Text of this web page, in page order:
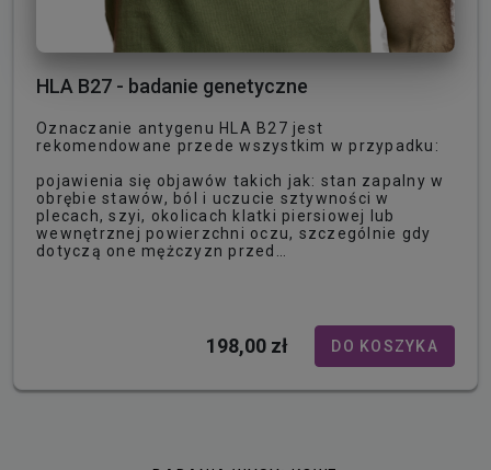
HLA B27 - badanie genetyczne
Oznaczanie antygenu HLA B27 jest
rekomendowane przede wszystkim w przypadku:
pojawienia się objawów takich jak: stan zapalny w
obrębie stawów, ból i uczucie sztywności w
plecach, szyi, okolicach klatki piersiowej lub
wewnętrznej powierzchni oczu, szczególnie gdy
dotyczą one mężczyzn przed…
198,00 zł DO KOSZYKA